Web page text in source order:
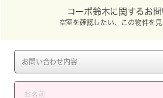
コーポ鈴木に関するお
空室を確認したい、この物件を